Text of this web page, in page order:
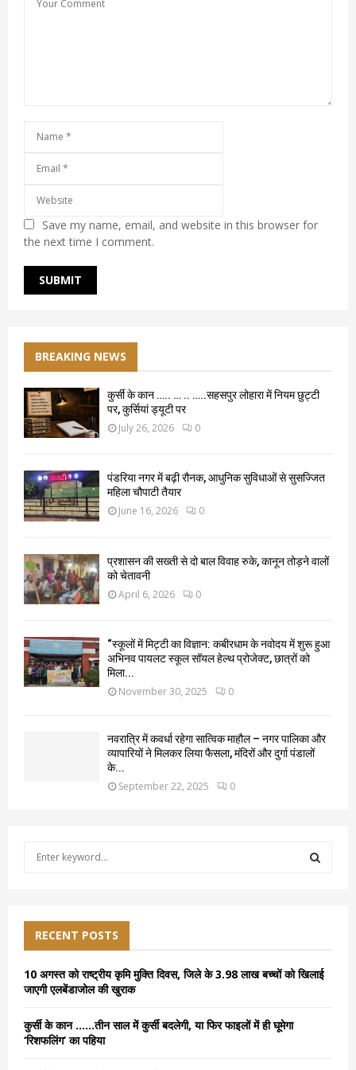
Save my name, email, and website in this browser for
the next time I comment.
BREAKING NEWS
कुर्सी के कान ….. … .. …..सहसपुर लोहारा में नियम छुट्टी
पर, कुर्सियां ड्यूटी पर
July 26, 2026 0
पंडरिया नगर में बढ़ी रौनक, आधुनिक सुविधाओं से सुसज्जित
महिला चौपाटी तैयार
June 16, 2026 0
प्रशासन की सख्ती से दो बाल विवाह रुके, कानून तोड़ने वालों
को चेतावनी
April 6, 2026 0
“स्कूलों में मिट्टी का विज्ञान: कबीरधाम के नवोदय में शुरू हुआ
अभिनव पायलट स्कूल सॉयल हेल्थ प्रोजेक्ट, छात्रों को
मिला...
November 30, 2025 0
नवरात्रि में कवर्धा रहेगा सात्विक माहौल – नगर पालिका और
व्यापारियों ने मिलकर लिया फैसला, मंदिरों और दुर्गा पंडालों
के...
September 22, 2025 0
f
o
r
RECENT POSTS
10 अगस्त को राष्ट्रीय कृमि मुक्ति दिवस, जिले के 3.98 लाख बच्चों को खिलाई
जाएगी एलबेंडाजोल की खुराक
कुर्सी के कान ……तीन साल में कुर्सी बदलेगी, या फिर फाइलों में ही घूमेगा
‘रिशफलिंग’ का पहिया